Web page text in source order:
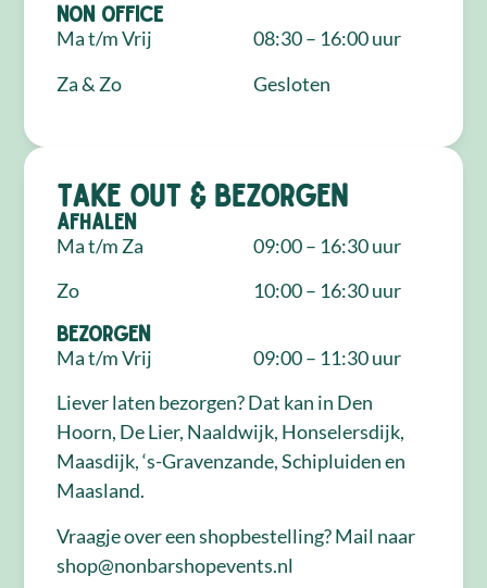
NON Office
Ma t/m Vrij
Za & Zo
08:30 – 16:00 uur
Gesloten
Take out & bezorgen
Afhalen
Ma t/m Za
Zo
09:00 – 16:30 uur
10:00 – 16:30 uur
Bezorgen
Ma t/m Vrij
09:00 – 11:30 uur
Liever laten bezorgen? Dat kan in Den
Hoorn, De Lier, Naaldwijk, Honselersdijk,
Maasdijk, ‘s-Gravenzande, Schipluiden en
Maasland.
Vraagje over een shopbestelling? Mail naar
shop@nonbarshopevents.nl